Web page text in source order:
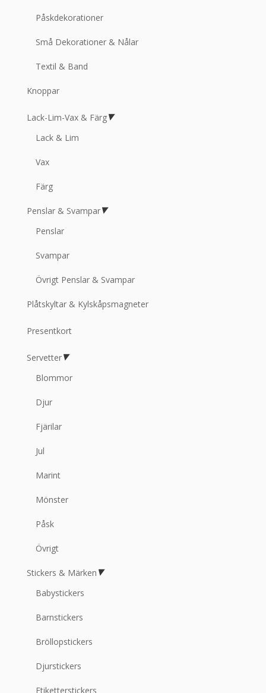
Påskdekorationer
Små Dekorationer & Nålar
Textil & Band
Knoppar
Lack-Lim-Vax & Färg
Lack & Lim
Vax
Färg
Penslar & Svampar
Penslar
Svampar
Övrigt Penslar & Svampar
Plåtskyltar & Kylskåpsmagneter
Presentkort
Servetter
Blommor
Djur
Fjärilar
Jul
Marint
Mönster
Påsk
Övrigt
Stickers & Märken
Babystickers
Barnstickers
Bröllopstickers
Djurstickers
Etiketterstickers